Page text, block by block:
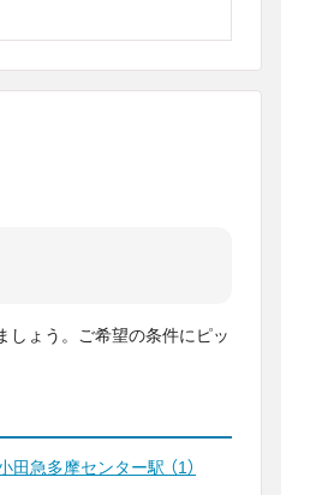
ょう。ご希望の条件にピッ
田急多摩センター駅 （1）